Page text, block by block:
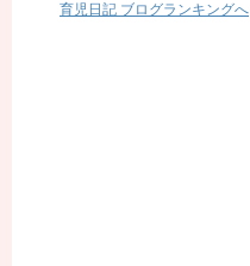
育児日記 ブログランキングへ